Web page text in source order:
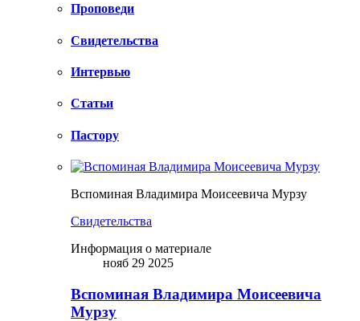
Проповеди
Свидетельства
Интервью
Статьи
Пастору
Вспоминая Владимира Моисеевича Мурзу
Свидетельства
Информация о материале
нояб 29 2025
Вспоминая Владимира Моисеевича
Мурзу